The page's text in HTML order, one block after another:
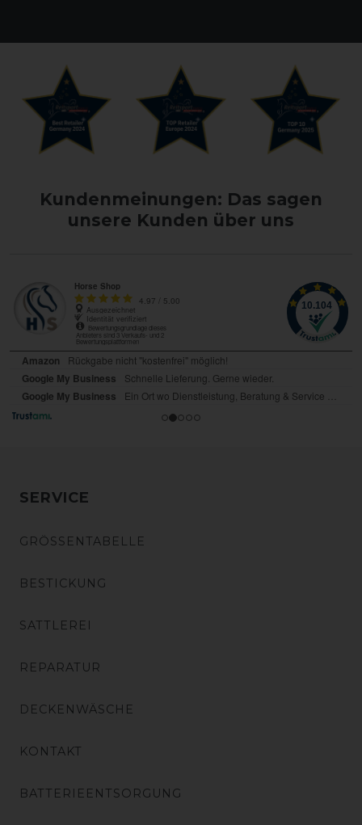
Kundenmeinungen: Das sagen
unsere Kunden über uns
SERVICE
GRÖSSENTABELLE
BESTICKUNG
SATTLEREI
REPARATUR
DECKENWÄSCHE
KONTAKT
BATTERIEENTSORGUNG